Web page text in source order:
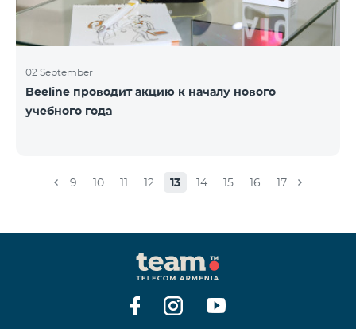
02 September
Beeline проводит акцию к началу нового
учебного года
9 10 11 12 13 14 15 16 17